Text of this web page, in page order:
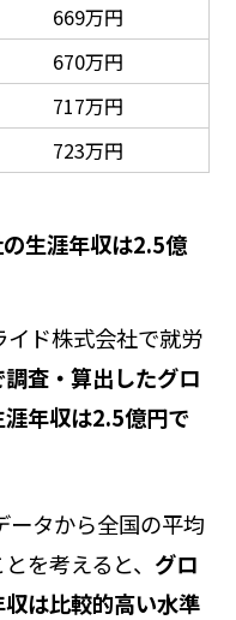
669万円
670万円
717万円
723万円
生涯年収は2.5億
ド株式会社で就労
査・算出したグロ
年収は2.5億円で
ータから全国の平均
を考えると、 グロ
は比較的高い水準